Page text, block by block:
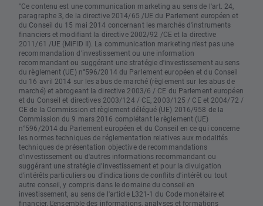
"Ce contenu est une communication marketing au sens de l'art. 24,
paragraphe 3, de la directive 2014/65 /UE du Parlement européen et
du Conseil du 15 mai 2014 concernant les marchés d'instruments
financiers et modifiant la directive 2002/92 /CE et la directive
2011/61 /UE (MiFID II). La communication marketing n'est pas une
recommandation d'investissement ou une information
recommandant ou suggérant une stratégie d'investissement au sens
du règlement (UE) n°596/2014 du Parlement européen et du Conseil
du 16 avril 2014 sur les abus de marché (règlement sur les abus de
marché) et abrogeant la directive 2003/6 / CE du Parlement européen
et du Conseil et directives 2003/124 / CE, 2003/125 / CE et 2004/72 /
CE de la Commission et règlement délégué (UE) 2016/958 de la
Commission du 9 mars 2016 complétant le règlement (UE)
n°596/2014 du Parlement européen et du Conseil en ce qui concerne
les normes techniques de réglementation relatives aux modalités
techniques de présentation objective de recommandations
d'investissement ou d'autres informations recommandant ou
suggérant une stratégie d'investissement et pour la divulgation
d'intérêts particuliers ou d'indications de conflits d'intérêt ou tout
autre conseil, y compris dans le domaine du conseil en
investissement, au sens de l'article L321-1 du Code monétaire et
financier. L’ensemble des informations, analyses et formations